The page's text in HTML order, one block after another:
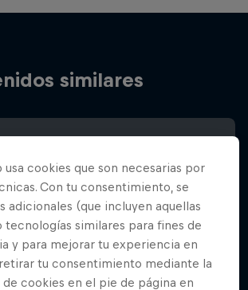
similares
cookies que son necesarias por
Con tu consentimiento, se
adicionales (que incluyen aquellas
tecnologías similares para fines de
y para mejorar tu experiencia en
tu consentimiento mediante la
cookies en el pie de página en